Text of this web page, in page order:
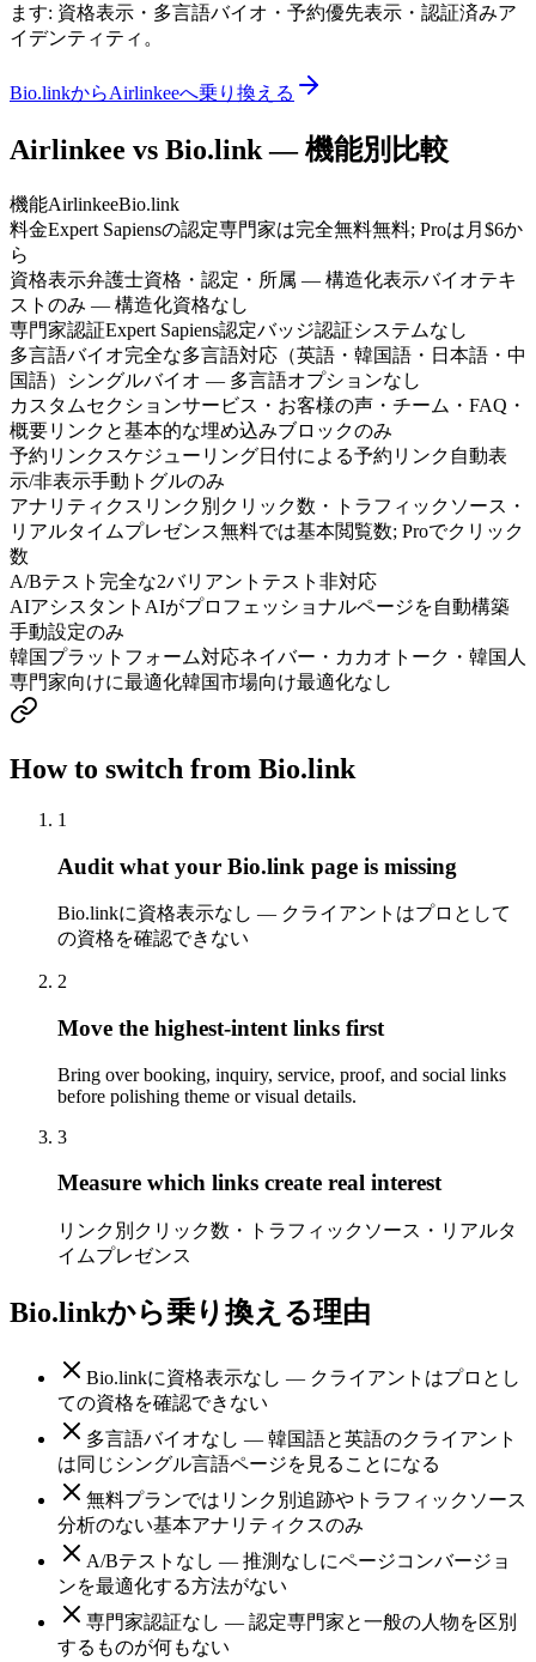
ます: 資格表示・多言語バイオ・予約優先表示・認証済みア
イデンティティ。
Bio.linkからAirlinkeeへ乗り換える
Airlinkee vs Bio.link — 機能別比較
機能AirlinkeeBio.link
料金Expert Sapiensの認定専門家は完全無料無料; Proは月$6か
ら
資格表示弁護士資格・認定・所属 — 構造化表示バイオテキ
ストのみ — 構造化資格なし
専門家認証Expert Sapiens認定バッジ認証システムなし
多言語バイオ完全な多言語対応（英語・韓国語・日本語・中
国語）
シングルバイオ — 多言語オプションなし
カスタムセクションサービス・お客様の声・チーム・FAQ・
概要リンクと基本的な埋め込みブロックのみ
予約リンクスケジューリング日付による予約リンク自動表
示/非表示手動トグルのみ
アナリティクス リンク別クリック数・トラフィックソース・
リアルタイムプレゼンス無料では基本閲覧数; Proでクリック
数
A/Bテスト 完全な2バリアントテスト 非対応
AIアシスタント AIがプロフェッショナルページを自動構築
手動設定のみ
韓国プラットフォーム対応ネイバー・カカオトーク・韓国人
専門家向けに最適化韓国市場向け最適化なし
How to switch from Bio.link
1
Audit what your Bio.link page is missing
Bio.linkに資格表示なし — クライアントはプロとして
の資格を確認できない
2
Move the highest-intent links first
Bring over booking, inquiry, service, proof, and social links
before polishing theme or visual details.
3
Measure which links create real interest
リンク別クリック数・トラフィックソース・リアルタ
イムプレゼンス
Bio.linkから乗り換える理由
Bio.linkに資格表示なし — クライアントはプロとし
ての資格を確認できない
多言語バイオなし — 韓国語と英語のクライアント
は同じシングル言語ページを見ることになる
無料プランではリンク別追跡やトラフィックソース
分析のない基本アナリティクスのみ
A/Bテストなし — 推測なしにページコンバージョ
ンを最適化する方法がない
専門家認証なし — 認定専門家と一般の人物を区別
するものが何もない